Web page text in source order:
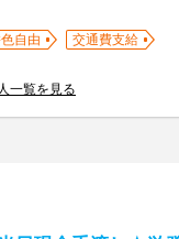
自由
交通費支給
一覧を見る